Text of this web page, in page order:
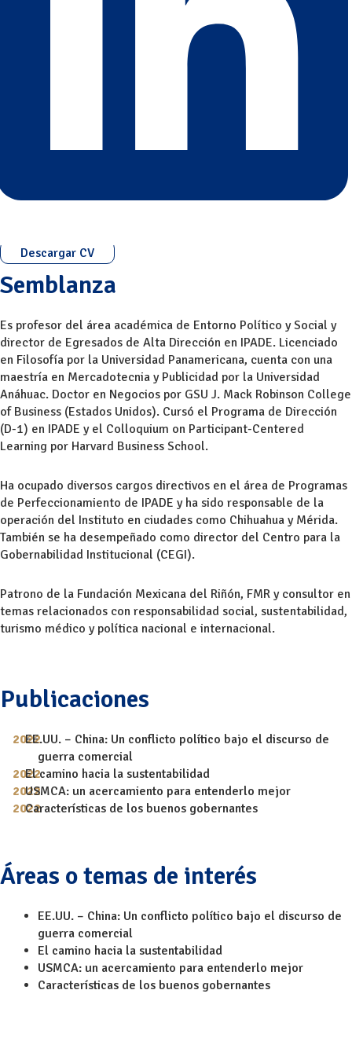
Descargar CV
Semblanza
Es profesor del área académica de Entorno Político y Social y
director de Egresados de Alta Dirección en IPADE. Licenciado
en Filosofía por la Universidad Panamericana, cuenta con una
maestría en Mercadotecnia y Publicidad por la Universidad
Anáhuac. Doctor en Negocios por GSU J. Mack Robinson College
of Business (Estados Unidos). Cursó el Programa de Dirección
(D-1) en IPADE y el Colloquium on Participant-Centered
Learning por Harvard Business School.
Ha ocupado diversos cargos directivos en el área de Programas
de Perfeccionamiento de IPADE y ha sido responsable de la
operación del Instituto en ciudades como Chihuahua y Mérida.
También se ha desempeñado como director del Centro para la
Gobernabilidad Institucional (CEGI).
Patrono de la Fundación Mexicana del Riñón, FMR y consultor en
temas relacionados con responsabilidad social, sustentabilidad,
turismo médico y política nacional e internacional.
Publicaciones
EE.UU. – China: Un conflicto político bajo el discurso de
guerra comercial
El camino hacia la sustentabilidad
USMCA: un acercamiento para entenderlo mejor
Características de los buenos gobernantes
Áreas o temas de interés
EE.UU. – China: Un conflicto político bajo el discurso de
guerra comercial
El camino hacia la sustentabilidad
USMCA: un acercamiento para entenderlo mejor
Características de los buenos gobernantes